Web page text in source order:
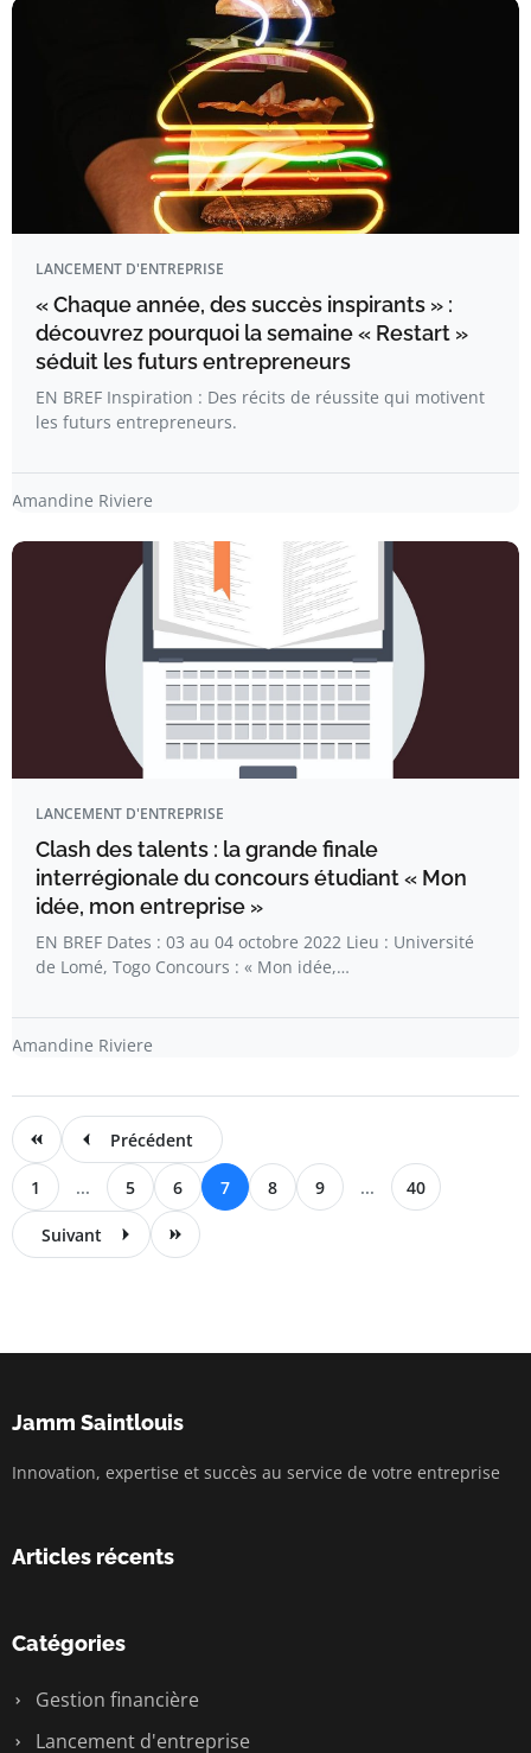
LANCEMENT D'ENTREPRISE
« Chaque année, des succès inspirants » :
découvrez pourquoi la semaine « Restart »
séduit les futurs entrepreneurs
EN BREF Inspiration : Des récits de réussite qui motivent
les futurs entrepreneurs.
Amandine Riviere
LANCEMENT D'ENTREPRISE
Clash des talents : la grande finale
interrégionale du concours étudiant « Mon
idée, mon entreprise »
EN BREF Dates : 03 au 04 octobre 2022 Lieu : Université
de Lomé, Togo Concours : « Mon idée,…
Amandine Riviere
Précédent
1 ... 5 6 7 8 9 ... 40
Suivant
Jamm Saintlouis
Innovation, expertise et succès au service de votre entreprise
Articles récents
Catégories
Gestion financière
Lancement d'entreprise